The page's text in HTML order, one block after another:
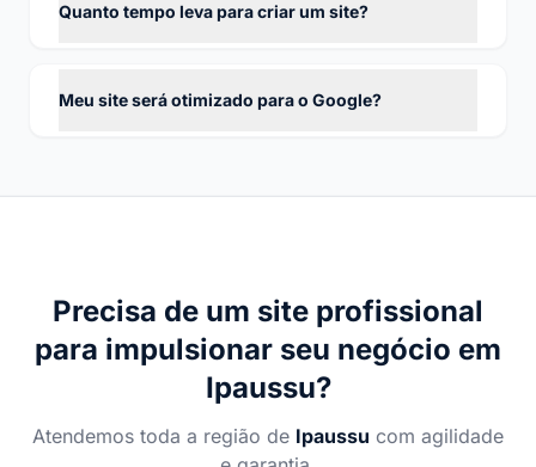
Quanto tempo leva para criar um site?
Meu site será otimizado para o Google?
Precisa de um site profissional
para impulsionar seu negócio em
Ipaussu?
Atendemos toda a região de Ipaussu com agilidade